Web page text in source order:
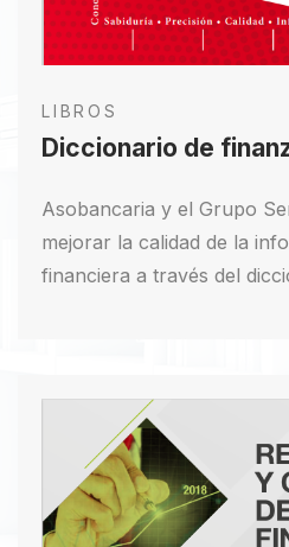
LIBROS
Diccionario de
Asobancaria y el Grupo
mejorar la calidad de la
financiera a través del
sino que también los
mayoría, al caso
contenidos gráficos, las
las aplicaciones a nuestro
una herramienta de